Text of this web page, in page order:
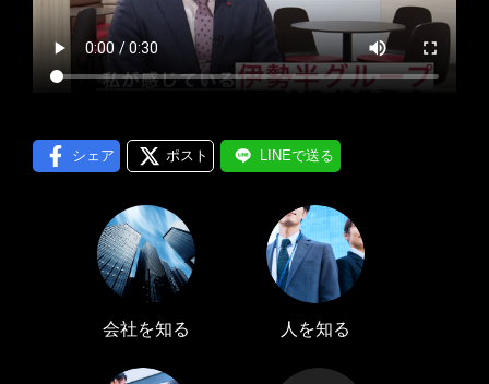
シェア ポスト LINEで送る
会社を知る 人を知る